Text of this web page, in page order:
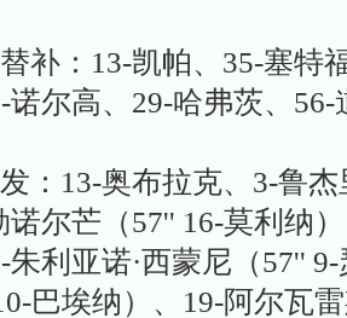
：13-凯帕、35-塞特
诺尔高、29-哈弗茨、56-
13-奥布拉克、3-鲁杰
诺尔芒（57'' 16-莫利纳
朱利亚诺·西蒙尼（57''
巴埃纳）、19-阿尔瓦